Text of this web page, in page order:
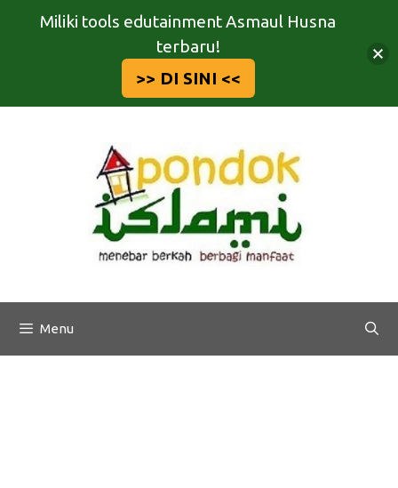
Menu
Miliki tools edutainment Asmaul Husna
terbaru!
>> DI SINI <<